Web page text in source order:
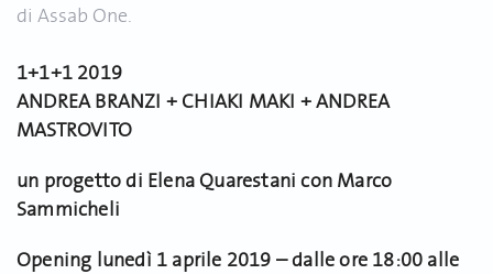
di Assab One.
1+1+1 2019
ANDREA BRANZI + CHIAKI MAKI + ANDREA
MASTROVITO
un progetto di Elena Quarestani con Marco
Sammicheli
Opening lunedì 1 aprile 2019 – dalle ore 18:00 alle